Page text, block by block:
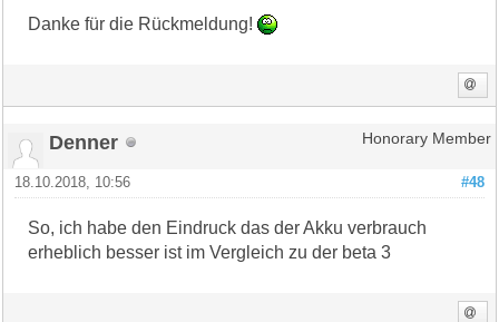
Danke für die Rückmeldung!
Denner Honorary Member
#48
18.10.2018, 10:56
So, ich habe den Eindruck das der Akku verbrauch
erheblich besser ist im Vergleich zu der beta 3